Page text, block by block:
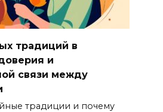
традиций в
и
связи между
традиции и почему